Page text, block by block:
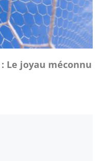
Le joyau méconnu